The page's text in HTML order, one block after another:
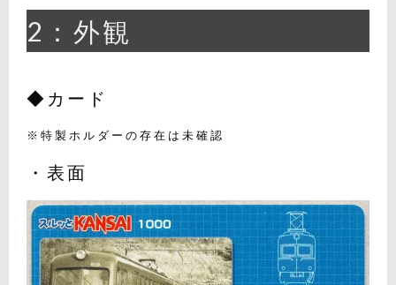
2：外観
◆カード
※特製ホルダーの存在は未確認
・表面